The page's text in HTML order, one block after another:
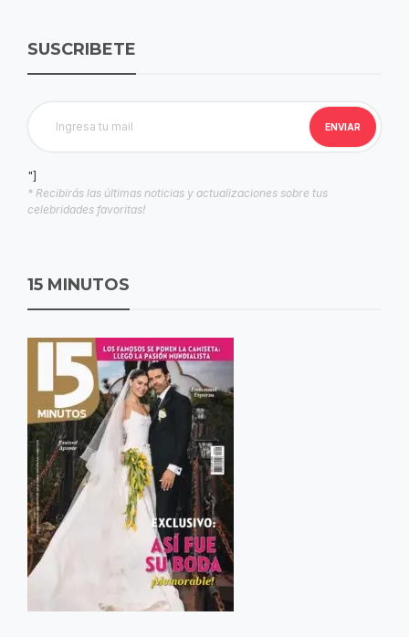
SUSCRIBETE
"]
* Recibirás las últimas noticias y actualizaciones sobre tus
celebridades favoritas!
15 MINUTOS